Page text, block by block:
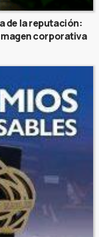
de la reputación:
corporativa